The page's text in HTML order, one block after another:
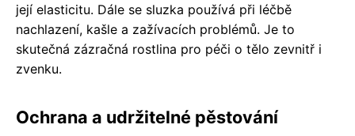
její elasticitu. Dále se sluzka používá při léčbě
nachlazení, kašle a zažívacích problémů. Je to
skutečná zázračná rostlina pro péči o tělo zevnitř i
zvenku.
Ochrana a udržitelné pěstování